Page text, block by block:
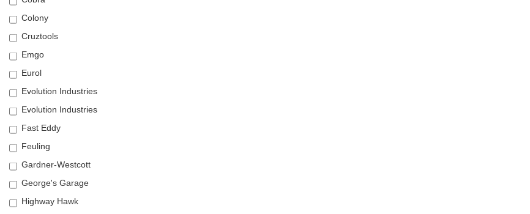
Colony
Cruztools
Emgo
Eurol
Evolution Industries
Evolution Industries
Fast Eddy
Feuling
Gardner-Westcott
George's Garage
Highway Hawk